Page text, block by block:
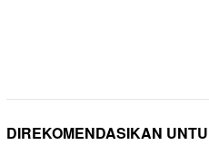
DIREKOMENDASIKAN